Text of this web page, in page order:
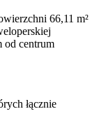
66,11 m²
od centrum
łącznie